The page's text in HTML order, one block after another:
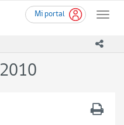
Mi portal
Toggle